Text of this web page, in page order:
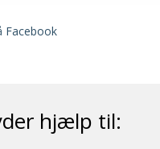
Facebook
hjælp til: